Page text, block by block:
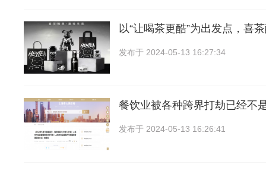
以“让喝茶更酷”为出发点，喜
发布于 2024-05-13 16:27:34
餐饮业被各种跨界打劫已经不
发布于 2024-05-13 16:26:41